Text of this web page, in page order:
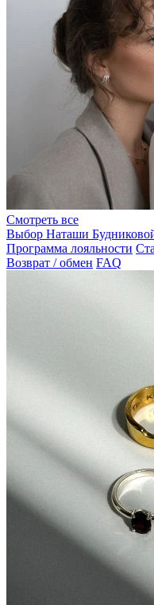
Смотреть все
Выбор Наташи
Программа лояльности
Возврат / обмен FAQ